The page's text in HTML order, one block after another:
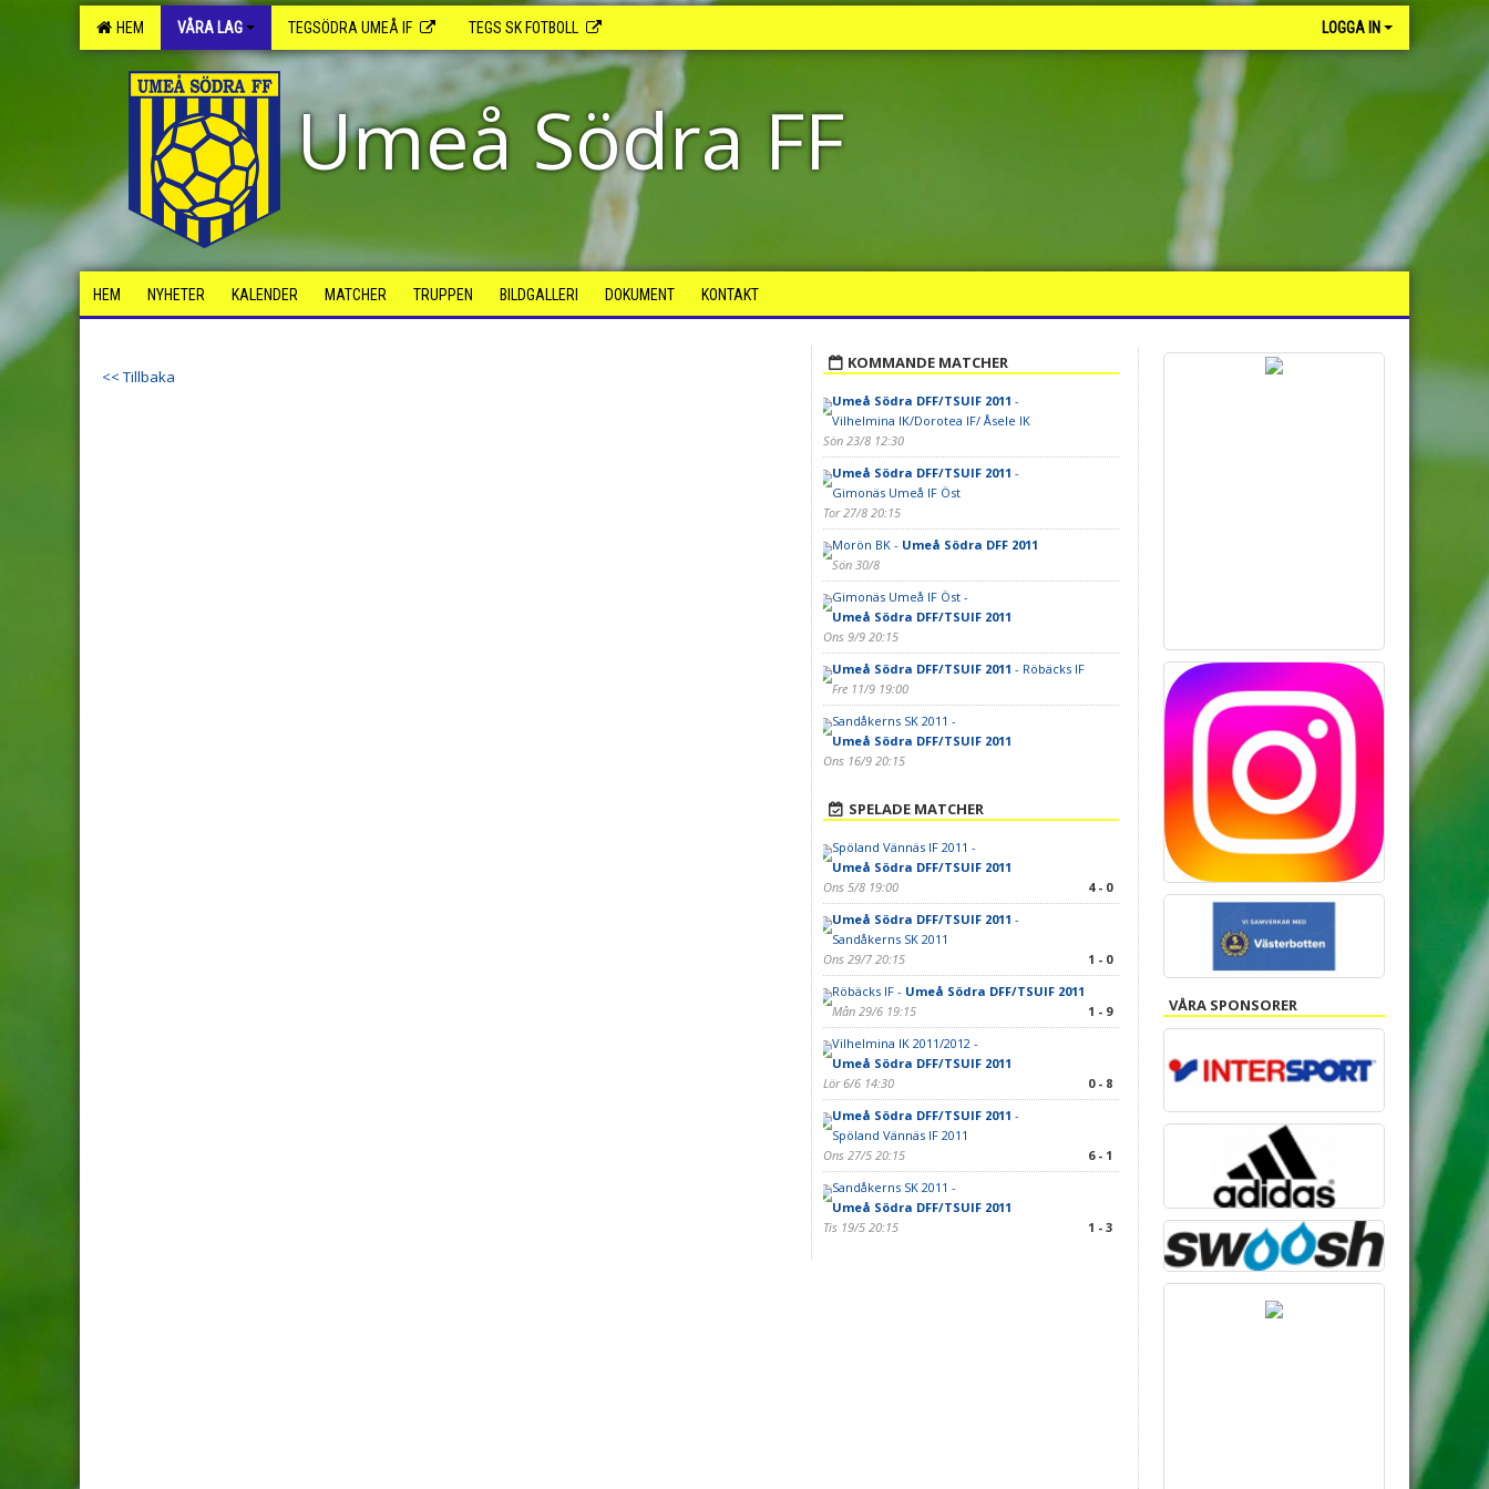
HEM VÅRA LAG TEGSÖDRA UMEÅ IF TEGS SK FOTBOLL LOGGA IN
Umeå Södra FF
HEM NYHETER KALENDER MATCHER TRUPPEN BILDGALLERI DOKUMENT KONTAKT
<< Tillbaka
KOMMANDE MATCHER
Umeå Södra DFF/TSUIF 2011 -
Vilhelmina IK/Dorotea IF/ Åsele IK
Sön 23/8 12:30
Umeå Södra DFF/TSUIF 2011 -
Gimonäs Umeå IF Öst
Tor 27/8 20:15
Morön BK - Umeå Södra DFF 2011
Sön 30/8
Gimonäs Umeå IF Öst -
Umeå Södra DFF/TSUIF 2011
Ons 9/9 20:15
Umeå Södra DFF/TSUIF 2011 - Röbäcks IF
Fre 11/9 19:00
Sandåkerns SK 2011 -
Umeå Södra DFF/TSUIF 2011
Ons 16/9 20:15
SPELADE MATCHER
Spöland Vännäs IF 2011 -
Umeå Södra DFF/TSUIF 2011
Ons 5/8 19:00
4 - 0
Umeå Södra DFF/TSUIF 2011 -
Sandåkerns SK 2011
Ons 29/7 20:15
1 - 0
Röbäcks IF - Umeå Södra DFF/TSUIF 2011
Mån 29/6 19:15
1 - 9
Vilhelmina IK 2011/2012 -
Umeå Södra DFF/TSUIF 2011
Lör 6/6 14:30
0 - 8
Umeå Södra DFF/TSUIF 2011 -
Spöland Vännäs IF 2011
Ons 27/5 20:15
6 - 1
Sandåkerns SK 2011 -
Umeå Södra DFF/TSUIF 2011
Tis 19/5 20:15
1 - 3
VÅRA SPONSORER